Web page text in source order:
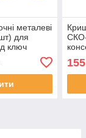
металеві
для
ключ
Панночка)
155